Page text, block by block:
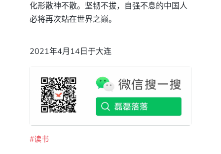
化形散神不散。坚韧不拔，自强不息的中国人
必将再次站在世界之巅。
2021年4月14日于大连
#读书